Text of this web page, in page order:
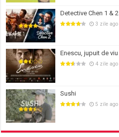
Detective Chen 1 & 2
3 zile ago
Enescu, jupuit de viu
4 zile ago
Sushi
5 zile ago